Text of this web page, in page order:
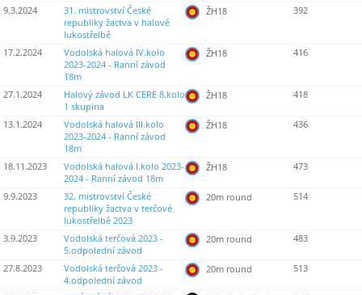
9.3.2024
31. mistrovství České
republiky žactva v halové
lukostřelbě
ŽH18 392
17.2.2024
Vodolská halová IV.kolo
2023-2024 - Ranní závod
18m
ŽH18 416
27.1.2024
Halový závod LK CERE 8.kolo
1 skupina
ŽH18 418
13.1.2024
Vodolská halová III.kolo
2023-2024 - Ranní závod
18m
ŽH18 436
18.11.2023
Vodolská halová I.kolo 2023-
2024 - Ranní závod 18m
ŽH18 473
9.9.2023
32. mistrovství České
republiky žactva v terčové
lukostřelbě 2023
20m round 514
3.9.2023
Vodolská terčová 2023 -
5.odpolední závod
20m round 483
27.8.2023
Vodolská terčová 2023 -
4.odpolední závod
20m round 513